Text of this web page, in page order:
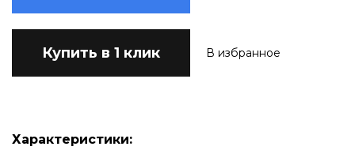
Купить в 1 клик В избранное
Характеристики: